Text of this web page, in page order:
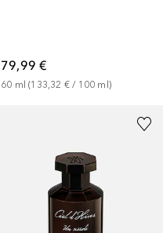
79,99 €
60 ml (133,32 € / 100 ml)